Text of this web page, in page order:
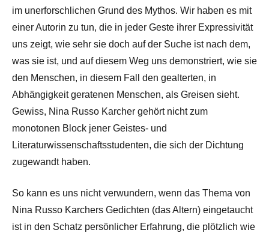
im unerforschlichen Grund des Mythos. Wir haben es mit
einer Autorin zu tun, die in jeder Geste ihrer Expressivität
uns zeigt, wie sehr sie doch auf der Suche ist nach dem,
was sie ist, und auf diesem Weg uns demonstriert, wie sie
den Menschen, in diesem Fall den gealterten, in
Abhängigkeit geratenen Menschen, als Greisen sieht.
Gewiss, Nina Russo Karcher gehört nicht zum
monotonen Block jener Geistes- und
Literaturwissenschaftsstudenten, die sich der Dichtung
zugewandt haben.
So kann es uns nicht verwundern, wenn das Thema von
Nina Russo Karchers Gedichten (das Altern) eingetaucht
ist in den Schatz persönlicher Erfahrung, die plötzlich wie